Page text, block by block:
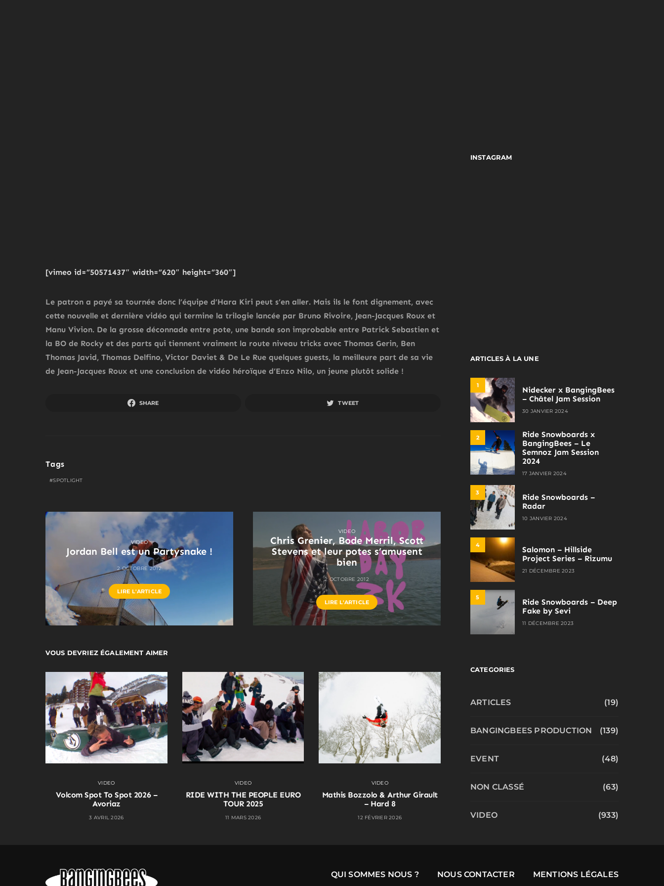
[vimeo id=”50571437″ width=”620″ height=”360″]
Le patron a payé sa tournée donc l’équipe d’Hara Kiri peut s’en aller. Mais ils le font dignement, avec
cette nouvelle et dernière vidéo qui termine la trilogie lancée par Bruno Rivoire, Jean-Jacques Roux et
Manu Vivion. De la grosse déconnade entre pote, une bande son improbable entre Patrick Sebastien et
la BO de Rocky et des parts qui tiennent vraiment la route niveau tricks avec Thomas Gerin, Ben
Thomas Javid, Thomas Delfino, Victor Daviet & De Le Rue quelques guests, la meilleure part de sa vie
de Jean-Jacques Roux et une conclusion de vidéo héroïque d’Enzo Nilo, un jeune plutôt solide !
SHARE TWEET
Tags
SPOTLIGHT
VIDEO
Jordan Bell est un Partysnake !
2 OCTOBRE 2012
LIRE L'ARTICLE
VIDEO
Chris Grenier, Bode Merril, Scott
Stevens et leur potes s’amusent
bien
2 OCTOBRE 2012
LIRE L'ARTICLE
VOUS DEVRIEZ ÉGALEMENT AIMER
VIDEO
Volcom Spot To Spot 2026 –
Avoriaz
3 AVRIL 2026
VIDEO
RIDE WITH THE PEOPLE EURO
TOUR 2025
11 MARS 2026
VIDEO
Mathis Bozzolo & Arthur Girault
– Hard 8
12 FÉVRIER 2026
INSTAGRAM
ARTICLES À LA UNE
1
Nidecker x BangingBees
– Châtel Jam Session
30 JANVIER 2024
2
Ride Snowboards x
BangingBees – Le
Semnoz Jam Session
2024
17 JANVIER 2024
3
Ride Snowboards –
Radar
10 JANVIER 2024
4
Salomon – Hillside
Project Series – Rizumu
21 DÉCEMBRE 2023
5
Ride Snowboards – Deep
Fake by Sevi
11 DÉCEMBRE 2023
CATEGORIES
ARTICLES (19)
BANGINGBEES PRODUCTION (139)
EVENT (48)
NON CLASSÉ (63)
VIDEO (933)
QUI SOMMES NOUS ? NOUS CONTACTER MENTIONS LÉGALES